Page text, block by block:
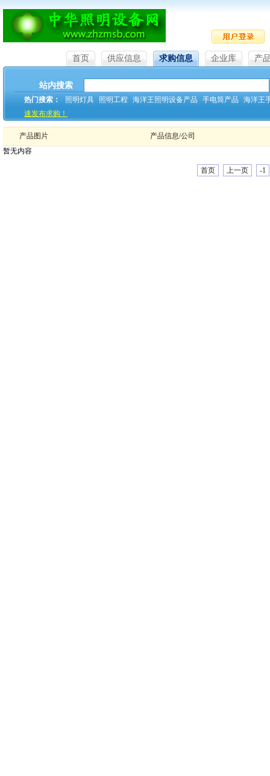
首页 供应信息 求购信息 企业库 产
站内搜索
热门搜索： 照明灯具 照明工程 海洋王照明设备产品 手电筒产品
海洋王
速发布求购！
产品图片
产品信息/公司
暂无内容
首页 上一页 -1